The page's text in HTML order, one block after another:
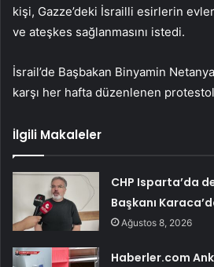
kişi, Gazze’deki İsrailli esirlerin
ve ateşkes sağlanmasını istedi.
İsrail’de Başbakan Binyamin
karşı her hafta düzenlenen
İlgili Makaleler
CHP Isparta’da
Başkanı
Ağustos 8, 2026
Haberler.com